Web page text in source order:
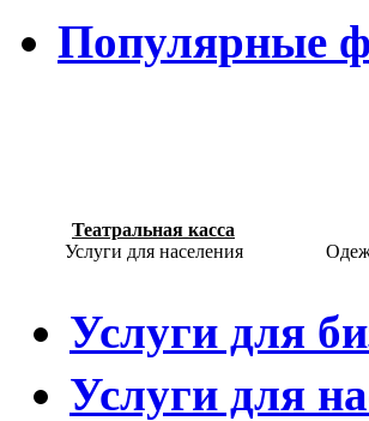
Популярные
Театральная касса
Услуги для населения
Услуги для
Услуги для